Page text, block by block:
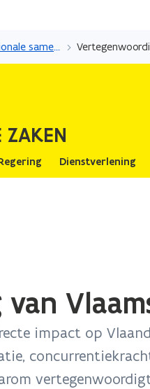
Europese en internationale samenwerking
ZAKEN
Dienstverlening
impact op